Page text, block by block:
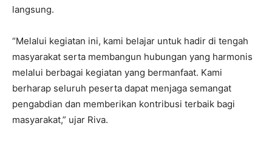
langsung.
“Melalui kegiatan ini, kami belajar untuk hadir di tengah
masyarakat serta membangun hubungan yang harmonis
melalui berbagai kegiatan yang bermanfaat. Kami
berharap seluruh peserta dapat menjaga semangat
pengabdian dan memberikan kontribusi terbaik bagi
masyarakat,” ujar Riva.